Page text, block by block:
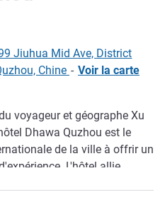
Jiuhua Mid Ave, District
Chine - Voir la carte
voyageur et géographe Xu
Dhawa Quzhou est le
de la ville à offrir un
L'hôtel allie